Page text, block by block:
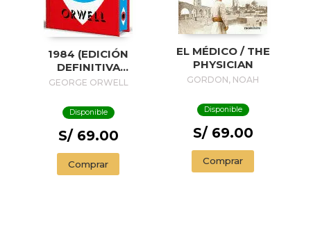
1984 (EDICIÓN
DEFINITIVA
AVALADA POR THE
(EDICIÓN ESPECIAL
LIMITADA CON
CANTOS
(EDITION
ENDORSED BY THE
GEORGE ORWELL
Disponible
S/ 69.00
Comprar
EL MÉDICO / THE
PHYSICIAN
GORDON, NOAH
Disponible
S/ 69.00
Comprar